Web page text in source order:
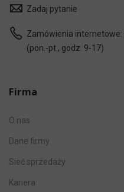
Zadaj pytanie
Zamówienia internetowe:
(pon.-pt., godz. 9-17)
Firma
O nas
Dane firmy
Sieć sprzedaży
Kariera